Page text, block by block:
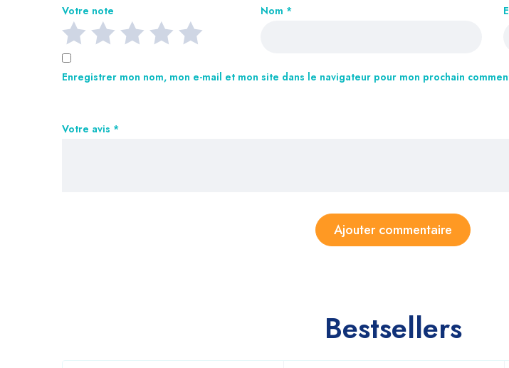
Votre note
Votre avis *
Nom *
Enregistrer mon nom, mon e-mail et mon site dans le navigateur pour mon prochain
Bestsellers